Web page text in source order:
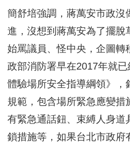
簡舒培強調，蔣萬安市政沒
進，沒想到蔣萬安為了擺脫
始罵議員、怪中央，企圖轉
政部消防署早在2017年就
體驗場所安全指導綱領》，
規範，包含場所緊急應變措
有緊急通話鈕、束縛人身道
鎖措施等，如果台北市政府